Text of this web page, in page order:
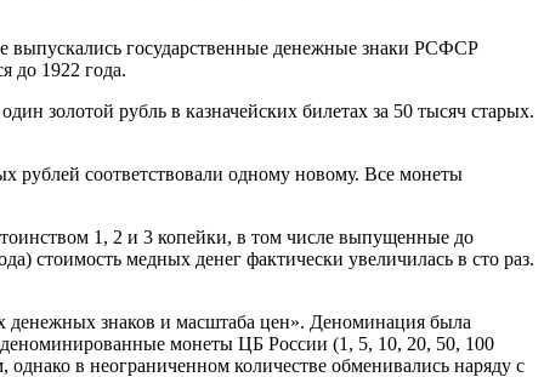
выпускались государственные денежные знаки РСФСР
до 1922 года.
золотой рубль в казначейских билетах за 50 тысяч старых.
рублей соответствовали одному новому. Все монеты
1, 2 и 3 копейки, в том числе выпущенные до
стоимость медных денег фактически увеличилась в сто раз.
денежных знаков и масштаба цен». Деноминация была
монеты ЦБ России (1, 5, 10, 20, 50, 100
в неограниченном количестве обменивались наряду с